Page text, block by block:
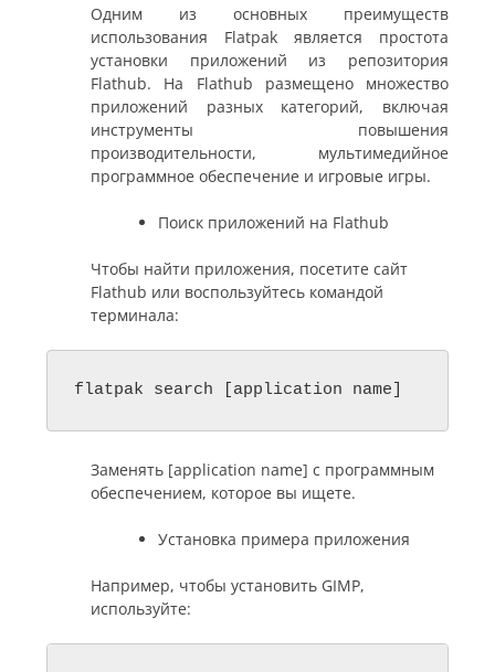
Одним из основных преимуществ
использования Flatpak является простота
установки приложений из репозитория
Flathub. На Flathub размещено множество
приложений разных категорий, включая
инструменты повышения
производительности, мультимедийное
программное обеспечение и игровые игры.
Поиск приложений на Flathub
Чтобы найти приложения, посетите сайт
Flathub или воспользуйтесь командой
терминала:
flatpak search [application name]
Заменять [application name] с программным
обеспечением, которое вы ищете.
Установка примера приложения
Например, чтобы установить GIMP,
используйте: